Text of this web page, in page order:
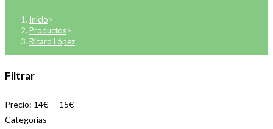
Inicio>
Productos>
Ricard López
Filtrar
Precio: 14€ — 15€
Categorías